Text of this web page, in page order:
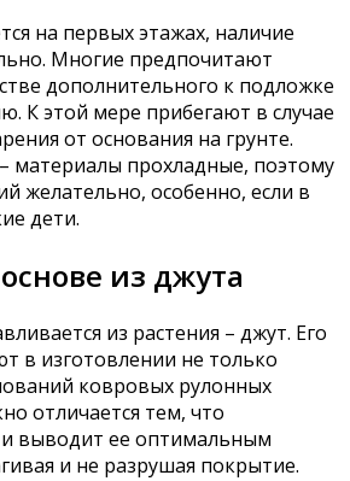
на первых этажах, наличие
Многие предпочитают
дополнительного к подложке
К этой мере прибегают в случае
от основания на грунте.
материалы прохладные, поэтому
желательно, особенно, если в
дети.
из джута
из растения – джут. Его
в изготовлении не только
ковровых рулонных
отличается тем, что
и выводит ее оптимальным
и не разрушая покрытие.